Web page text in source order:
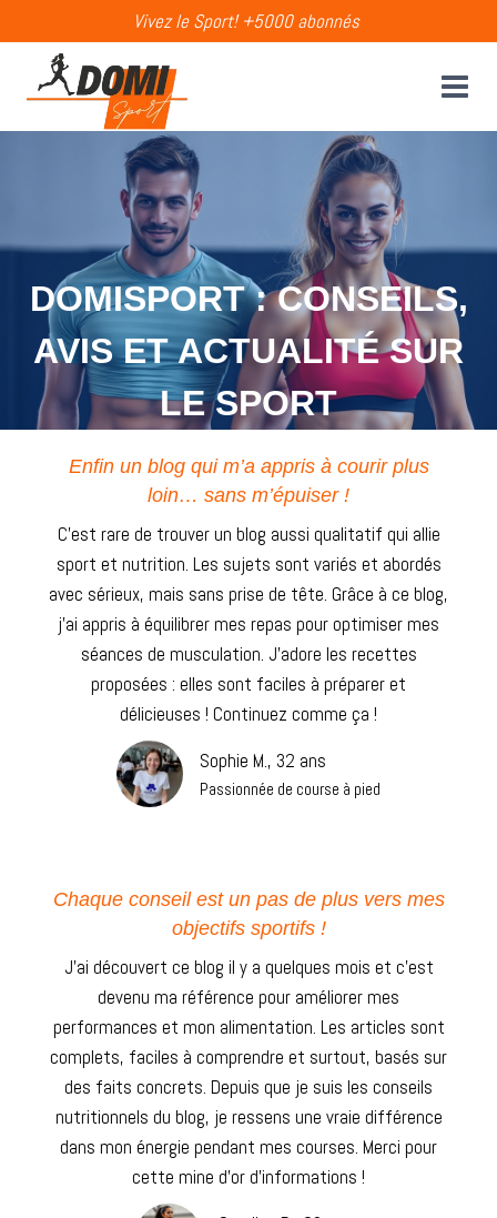
au
contenu
Vivez le Sport! +5000 abonnés
DOMISPORT : CONSEILS,
AVIS ET ACTUALITÉ SUR
LE SPORT
Enfin un blog qui m’a appris à courir plus
loin… sans m’épuiser !
C’est rare de trouver un blog aussi qualitatif qui allie
sport et nutrition. Les sujets sont variés et abordés
avec sérieux, mais sans prise de tête. Grâce à ce blog,
j’ai appris à équilibrer mes repas pour optimiser mes
séances de musculation. J’adore les recettes
proposées : elles sont faciles à préparer et
délicieuses ! Continuez comme ça !
Sophie M., 32 ans
Passionnée de course à pied
Chaque conseil est un pas de plus vers mes
objectifs sportifs !
J’ai découvert ce blog il y a quelques mois et c’est
devenu ma référence pour améliorer mes
performances et mon alimentation. Les articles sont
complets, faciles à comprendre et surtout, basés sur
des faits concrets. Depuis que je suis les conseils
nutritionnels du blog, je ressens une vraie différence
dans mon énergie pendant mes courses. Merci pour
cette mine d’or d’informations !